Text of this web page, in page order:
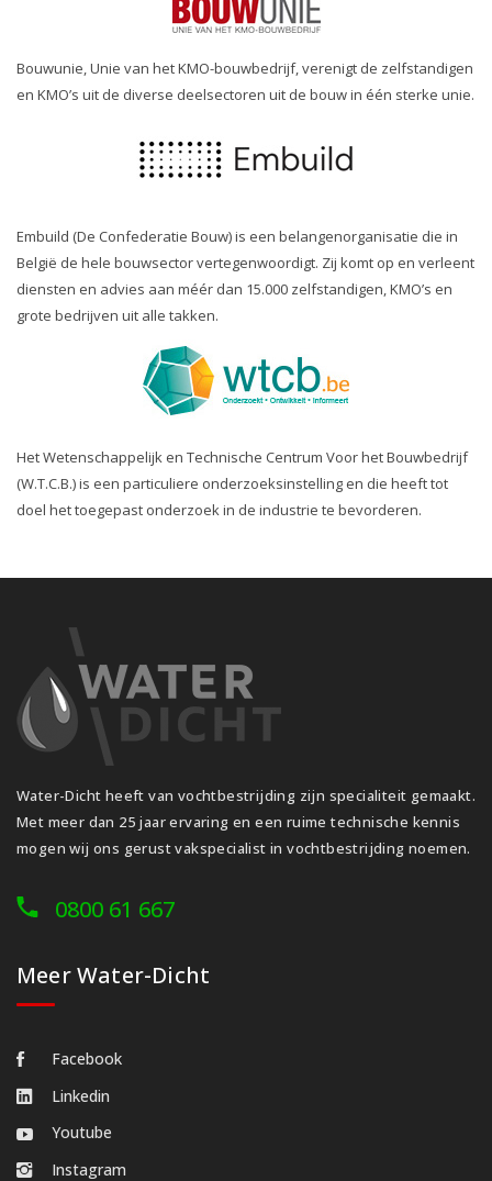
Bouwunie, Unie van het KMO-bouwbedrijf, verenigt de zelfstandigen
en KMO’s uit de diverse deelsectoren uit de bouw in één sterke unie.
Embuild (De Confederatie Bouw) is een belangenorganisatie die in
België de hele bouwsector vertegenwoordigt. Zij komt op en verleent
diensten en advies aan méér dan 15.000 zelfstandigen, KMO’s en
grote bedrijven uit alle takken.
Het Wetenschappelijk en Technische Centrum Voor het Bouwbedrijf
(W.T.C.B.) is een particuliere onderzoeksinstelling en die heeft tot
doel het toegepast onderzoek in de industrie te bevorderen.
Water-Dicht heeft van vochtbestrijding zijn specialiteit gemaakt.
Met meer dan 25 jaar ervaring en een ruime technische kennis
mogen wij ons gerust vakspecialist in vochtbestrijding noemen.
0800 61 667
Meer Water-Dicht
Facebook
Linkedin
Youtube
Instagram